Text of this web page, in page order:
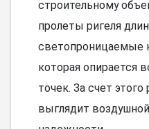
строительному
пролеты ригеля
светопроницаемые
которая опирается
точек. За счет
выглядит